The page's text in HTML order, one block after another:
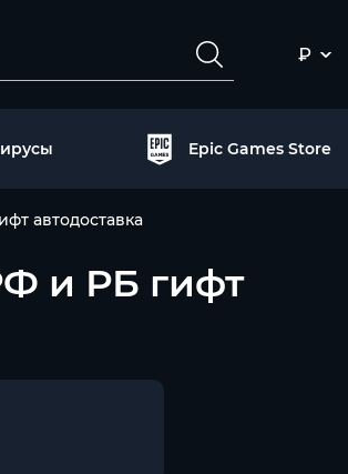
₽
Epic Games Store
автодоставка
и РБ гифт